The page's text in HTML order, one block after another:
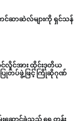
ဆာဆဲလ်များကို ရှင်သန်
င်လှိုင်အား ထိုင်းဒုတိယ
ပြုတပ်ဖွဲ့ဖြင့် ကြိုဆိုဂုဏ်
းဆောင်ခဲ့သည့် ရှေ့တန်း